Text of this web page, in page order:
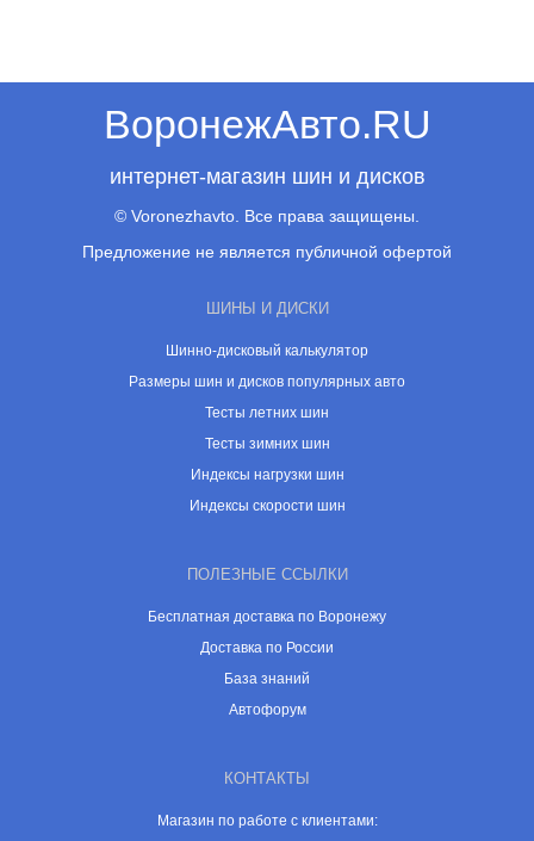
ВоронежАвто.RU
интернет-магазин шин и дисков
© Voronezhavto. Все права защищены.
Предложение не является публичной офертой
ШИНЫ И ДИСКИ
Шинно-дисковый калькулятор
Размеры шин и дисков популярных авто
Тесты летних шин
Тесты зимних шин
Индексы нагрузки шин
Индексы скорости шин
ПОЛЕЗНЫЕ ССЫЛКИ
Бесплатная доставка по Воронежу
Доставка по России
База знаний
Автофорум
КОНТАКТЫ
Магазин по работе с клиентами: